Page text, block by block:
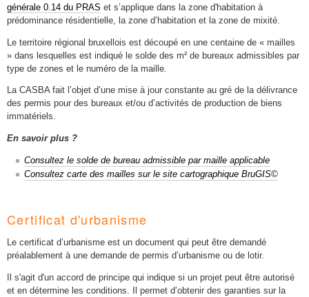
générale 0.14 du PRAS et s’applique dans la zone d'habitation à
prédominance résidentielle, la zone d’habitation et la zone de mixité.
Le territoire régional bruxellois est découpé en une centaine de « mailles
» dans lesquelles est indiqué le solde des m² de bureaux admissibles par
type de zones et le numéro de la maille.
La CASBA fait l’objet d’une mise à jour constante au gré de la délivrance
des permis pour des bureaux et/ou d’activités de production de biens
immatériels.
En savoir plus ?
Consultez le solde de bureau admissible par maille applicable
Consultez carte des mailles sur le site cartographique BruGIS©
Certificat d'urbanisme
Le certificat d’urbanisme est un document qui peut être demandé
préalablement à une demande de permis d’urbanisme ou de lotir.
Il s'agit d'un accord de principe qui indique si un projet peut être autorisé
et en détermine les conditions. Il permet d’obtenir des garanties sur la